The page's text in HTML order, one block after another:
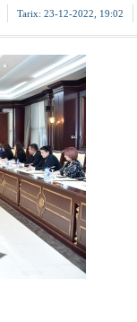
Tarix: 23-12-2022, 19:02